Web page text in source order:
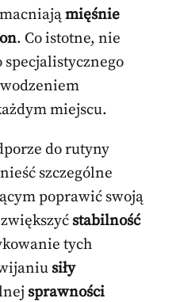
mięśnie
. Co istotne, nie
specjalistycznego
miejscu.
do rutyny
szczególne
poprawić swoją
stabilność
tych
siły
sprawności